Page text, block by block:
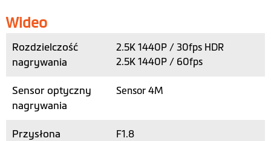
Wideo
Rozdzielczość
nagrywania
2.5K 1440P / 30fps HDR
2.5K 1440P / 60fps
Sensor optyczny
nagrywania
Sensor 4M
Przysłona F1.8